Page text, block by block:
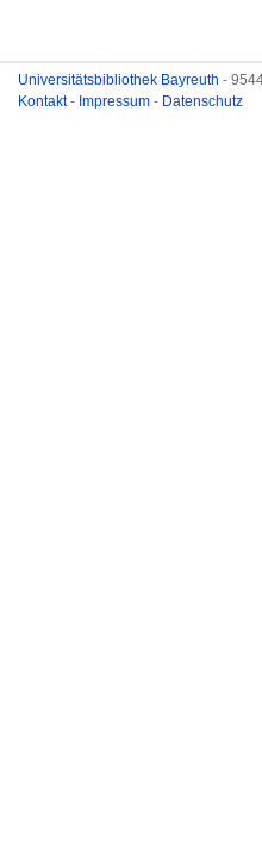
Universitätsbibliothek Bayreuth -
Kontakt- Impressum - Datenschutz